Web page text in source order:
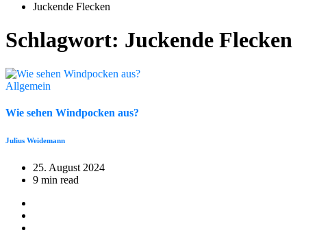
Juckende Flecken
Schlagwort: Juckende Flecken
Allgemein
Wie sehen Windpocken aus?
Julius Weidemann
25. August 2024
9 min read